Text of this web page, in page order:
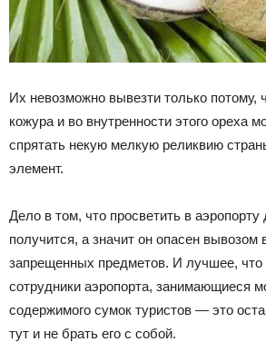
Их невозможно вывезти только потому,
кожура и во внутренности этого ореха
спрятать некую мелкую реликвию
элемент.
Дело в том, что просветить в
получится, а значит он опасен вывозом
запрещенных предметов. И лучшее,
сотрудники аэропорта, занимающиеся
содержимого сумок туристов — это
тут и не брать его с собой.